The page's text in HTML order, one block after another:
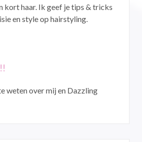
kort haar. Ik geef je tips & tricks
en style op hairstyling.
weten over mij en Dazzling